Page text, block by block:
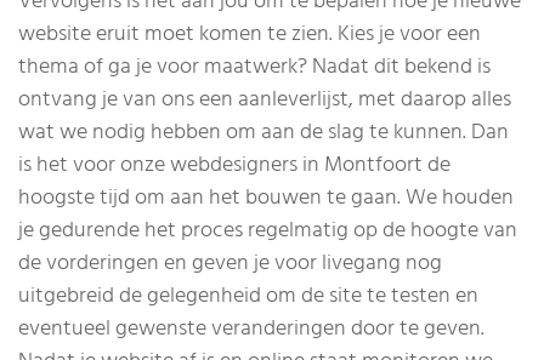
website eruit moet komen te zien. Kies je voor een
thema of ga je voor maatwerk? Nadat dit bekend is
ontvang je van ons een aanleverlijst, met daarop alles
wat we nodig hebben om aan de slag te kunnen. Dan
is het voor onze webdesigners in Montfoort de
hoogste tijd om aan het bouwen te gaan. We houden
je gedurende het proces regelmatig op de hoogte van
de vorderingen en geven je voor livegang nog
uitgebreid de gelegenheid om de site te testen en
eventueel gewenste veranderingen door te geven.